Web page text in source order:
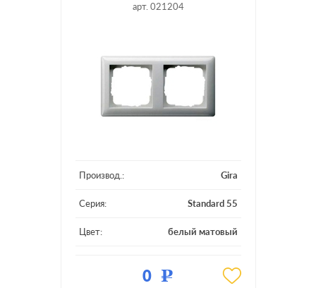
арт. 021204
Производ.: Gira
Серия: Standard 55
Цвет: белый матовый
0 Р